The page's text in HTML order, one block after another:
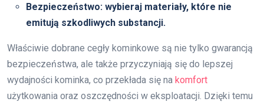
Bezpieczeństwo: wybieraj materiały, które nie
emitują szkodliwych substancji.
Właściwie dobrane cegły kominkowe są nie tylko gwarancją
bezpieczeństwa, ale także przyczyniają się do lepszej
wydajności kominka, co przekłada się na komfort
użytkowania oraz oszczędności w eksploatacji. Dzięki temu